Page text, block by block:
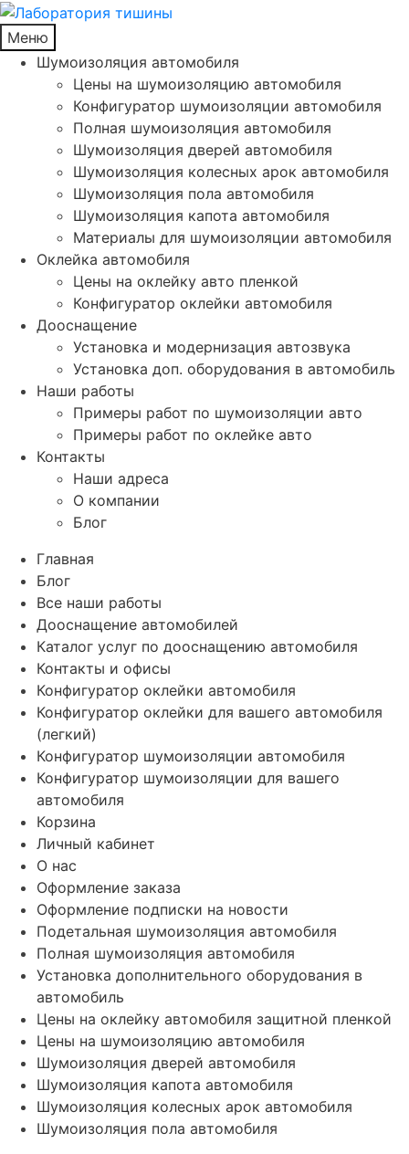
Меню
Шумоизоляция автомобиля
Цены на шумоизоляцию автомобиля
Конфигуратор шумоизоляции автомобиля
Полная шумоизоляция автомобиля
Шумоизоляция дверей автомобиля
Шумоизоляция колесных арок автомобиля
Шумоизоляция пола автомобиля
Шумоизоляция капота автомобиля
Материалы для шумоизоляции автомобиля
Оклейка автомобиля
Цены на оклейку авто пленкой
Конфигуратор оклейки автомобиля
Дооснащение
Установка и модернизация автозвука
Установка доп. оборудования в автомобиль
Наши работы
Примеры работ по шумоизоляции авто
Примеры работ по оклейке авто
Контакты
Наши адреса
О компании
Блог
Главная
Блог
Все наши работы
Дооснащение автомобилей
Каталог услуг по дооснащению автомобиля
Контакты и офисы
Конфигуратор оклейки автомобиля
Конфигуратор оклейки для вашего автомобиля
(легкий)
Конфигуратор шумоизоляции автомобиля
Конфигуратор шумоизоляции для вашего
автомобиля
Корзина
Личный кабинет
О нас
Оформление заказа
Оформление подписки на новости
Подетальная шумоизоляция автомобиля
Полная шумоизоляция автомобиля
Установка дополнительного оборудования в
автомобиль
Цены на оклейку автомобиля защитной пленкой
Цены на шумоизоляцию автомобиля
Шумоизоляция дверей автомобиля
Шумоизоляция капота автомобиля
Шумоизоляция колесных арок автомобиля
Шумоизоляция пола автомобиля